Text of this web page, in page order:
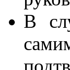
В